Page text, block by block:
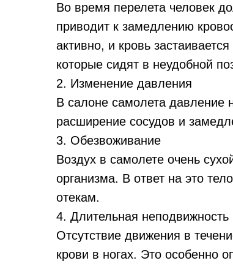
Во время перелета человек
приводит к замедлению
активно, и кровь
которые сидят в неудобной
2. Изменение давления
В салоне самолета давление
расширение сосудов и
3. Обезвоживание
Воздух в самолете очень
организма. В ответ на это
отекам.
4. Длительная неподвижность
Отсутствие движения в
крови в ногах. Это особенно